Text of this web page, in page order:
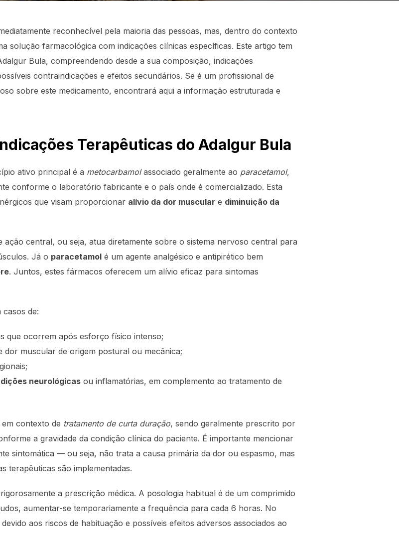
reconhecível pela maioria das pessoas, mas, dentro do contexto
solução farmacológica com indicações clínicas específicas. Este artigo tem
Bula, compreendendo desde a sua composição, indicações
contraindicações e efeitos secundários. Se é um profissional de
sobre este medicamento, encontrará aqui a informação estruturada e
Terapêuticas do Adalgur Bula
ativo principal é a metocarbamolassociado geralmente ao paracetamol,
conforme o laboratório fabricante e o país onde é comercializado. Esta
que visam proporcionar alívio da dor muscular e diminuição da
ação central, ou seja, atua diretamente sobre o sistema nervoso central para
Já o paracetamol é um agente analgésico e antipirético bem
. Juntos, estes fármacos oferecem um alívio eficaz para sintomas
de:
que ocorrem após esforço físico intenso;
dor muscular de origem postural ou mecânica;
neurológicas ou inflamatórias, em complemento ao tratamento de
contexto de tratamento de curta duração, sendo geralmente prescrito por
a gravidade da condição clínica do paciente. É importante mencionar
sintomática — ou seja, não trata a causa primária da dor ou espasmo, mas
terapêuticas são implementadas.
a prescrição médica. A posologia habitual é de um comprimido
aumentar-se temporariamente a frequência para cada 6 horas. No
devido aos riscos de habituação e possíveis efeitos adversos associados ao